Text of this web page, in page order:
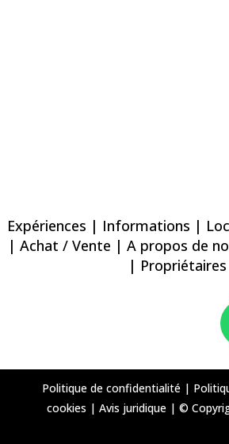
Expériences | Informations |
| Achat / Vente | A propos de
| Propriétaires
Politique de confidentialité|
cookies | Avis juridique| ©